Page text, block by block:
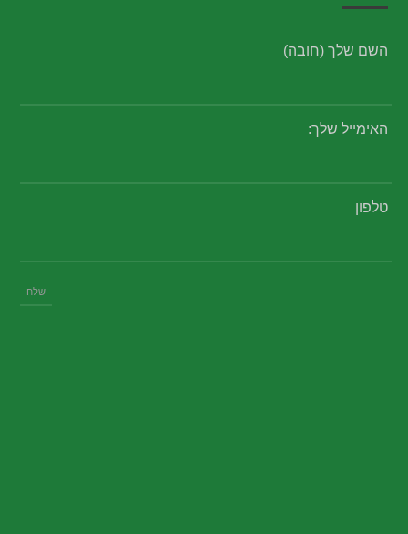
השם שלך (חובה)
האימייל שלך:
טלפון